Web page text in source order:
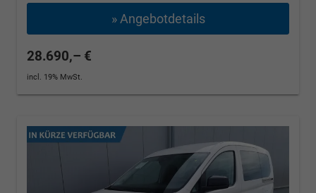
» Angebotdetails
28.690,– €
incl. 19% MwSt.